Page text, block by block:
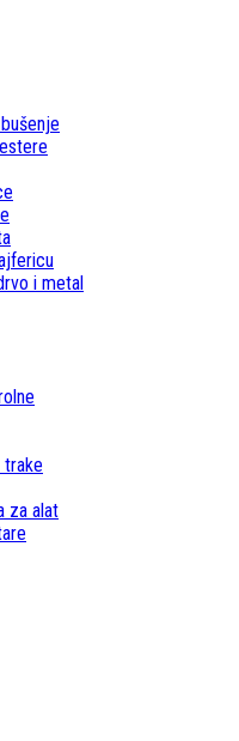
i metal
trake
za alat